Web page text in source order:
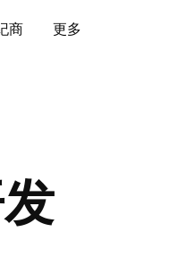
商 更多